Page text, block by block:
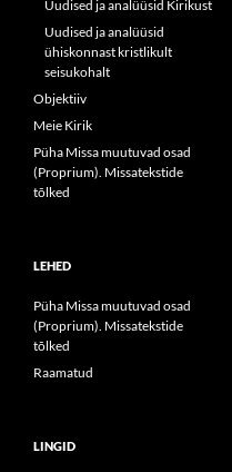
Uudised ja analüüsid Kirikust
Uudised ja analüüsid
ühiskonnast kristlikult
seisukohalt
Objektiiv
Meie Kirik
Püha Missa muutuvad osad
(Proprium). Missatekstide
tõlked
LEHED
Püha Missa muutuvad osad
(Proprium). Missatekstide
tõlked
Raamatud
LINGID